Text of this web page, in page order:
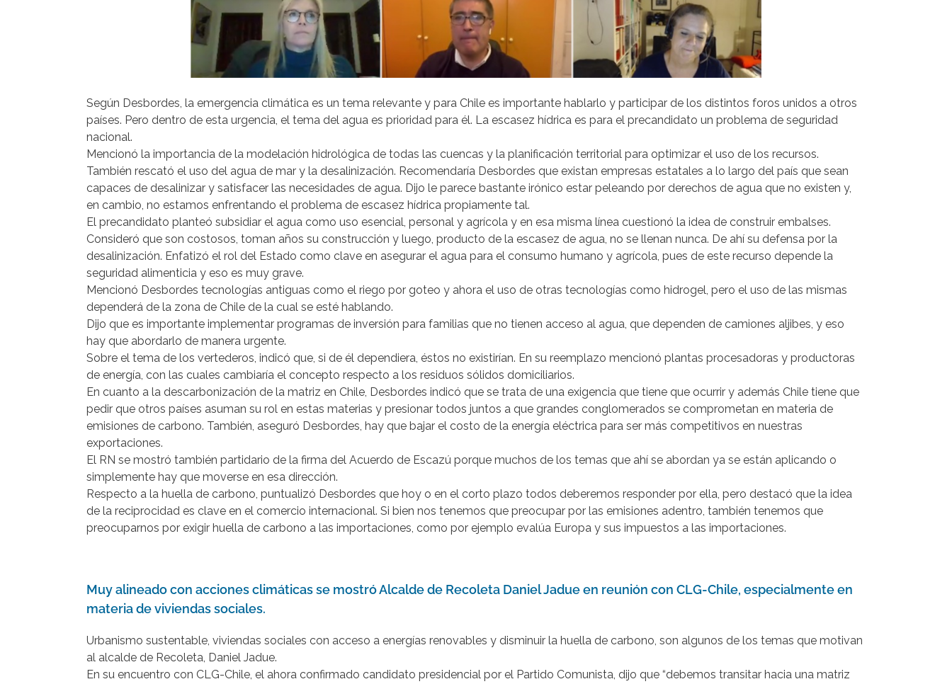
Según Desbordes, la emergencia climática es un tema relevante y para Chile es importante hablarlo y participar de los distintos foros unidos a otros
países. Pero dentro de esta urgencia, el tema del agua es prioridad para él. La escasez hídrica es para el precandidato un problema de seguridad
nacional.
Mencionó la importancia de la modelación hidrológica de todas las cuencas y la planificación territorial para optimizar el uso de los recursos.
También rescató el uso del agua de mar y la desalinización. Recomendaría Desbordes que existan empresas estatales a lo largo del país que sean
capaces de desalinizar y satisfacer las necesidades de agua. Dijo le parece bastante irónico estar peleando por derechos de agua que no existen y,
en cambio, no estamos enfrentando el problema de escasez hídrica propiamente tal.
El precandidato planteó subsidiar el agua como uso esencial, personal y agrícola y en esa misma línea cuestionó la idea de construir embalses.
Consideró que son costosos, toman años su construcción y luego, producto de la escasez de agua, no se llenan nunca. De ahí su defensa por la
desalinización. Enfatizó el rol del Estado como clave en asegurar el agua para el consumo humano y agrícola, pues de este recurso depende la
seguridad alimenticia y eso es muy grave.
Mencionó Desbordes tecnologías antiguas como el riego por goteo y ahora el uso de otras tecnologías como hidrogel, pero el uso de las mismas
dependerá de la zona de Chile de la cual se esté hablando.
Dijo que es importante implementar programas de inversión para familias que no tienen acceso al agua, que dependen de camiones aljibes, y eso
hay que abordarlo de manera urgente.
Sobre el tema de los vertederos, indicó que, si de él dependiera, éstos no existirían. En su reemplazo mencionó plantas procesadoras y productoras
de energía, con las cuales cambiaría el concepto respecto a los residuos sólidos domiciliarios.
En cuanto a la descarbonización de la matriz en Chile, Desbordes indicó que se trata de una exigencia que tiene que ocurrir y además Chile tiene que
pedir que otros países asuman su rol en estas materias y presionar todos juntos a que grandes conglomerados se comprometan en materia de
emisiones de carbono. También, aseguró Desbordes, hay que bajar el costo de la energía eléctrica para ser más competitivos en nuestras
exportaciones.
El RN se mostró también partidario de la firma del Acuerdo de Escazú porque muchos de los temas que ahí se abordan ya se están aplicando o
simplemente hay que moverse en esa dirección.
Respecto a la huella de carbono, puntualizó Desbordes que hoy o en el corto plazo todos deberemos responder por ella, pero destacó que la idea
de la reciprocidad es clave en el comercio internacional. Si bien nos tenemos que preocupar por las emisiones adentro, también tenemos que
preocuparnos por exigir huella de carbono a las importaciones, como por ejemplo evalúa Europa y sus impuestos a las importaciones.
Muy alineado con acciones climáticas se mostró Alcalde de Recoleta Daniel Jadue en reunión con CLG-Chile, especialmente en
materia de viviendas sociales.
Urbanismo sustentable, viviendas sociales con acceso a energías renovables y disminuir la huella de carbono, son algunos de los temas que motivan
al alcalde de Recoleta, Daniel Jadue.
En su encuentro con CLG-Chile, el ahora confirmado candidato presidencial por el Partido Comunista, dijo que “debemos transitar hacia una matriz